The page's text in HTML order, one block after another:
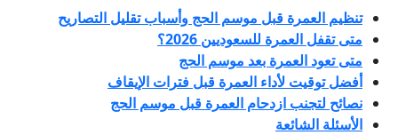
تنظيم العمرة قبل موسم الحج وأسباب تقليل التصاريح
متى تقفل العمرة للسعوديين 2026؟
متى تعود العمرة بعد موسم الحج
أفضل توقيت لأداء العمرة قبل فترات الإيقاف
نصائح لتجنب ازدحام العمرة قبل موسم الحج
الأسئلة الشائعة